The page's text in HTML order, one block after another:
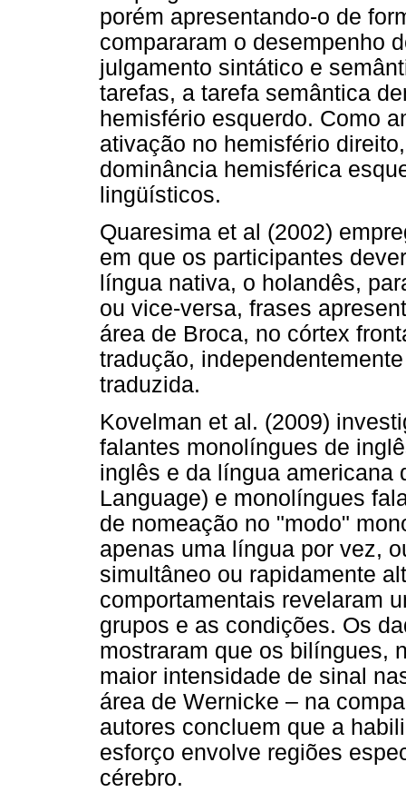
porém apresentando-o de
compararam o desempenho
julgamento sintático e
tarefas, a tarefa semântica
hemisfério esquerdo. Como
ativação no hemisfério
dominância hemisférica
lingüísticos.
Quaresima et al (2002)
em que os participantes
língua nativa, o holandês,
ou vice-versa, frases
área de Broca, no córtex
tradução,
traduzida.
Kovelman et al. (2009)
falantes monolíngues de
inglês e da língua americana
Language) e monolíngues
de nomeação no "modo"
apenas uma língua por vez,
simultâneo ou rapidamente
comportamentais revelaram
grupos e as condições. Os
mostraram que os bilíngues,
maior intensidade de sinal
área de Wernicke – na
autores concluem que a
esforço envolve regiões
cérebro.